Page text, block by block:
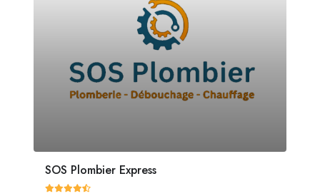
SOS Plombier Express